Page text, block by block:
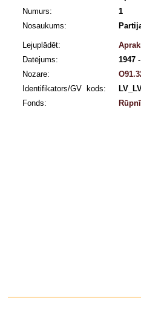
Numurs:
1
Nosaukums:
Lejuplādēt:
Datējums:
1947
Nozare:
Identifikators/GV kods:
Fonds: